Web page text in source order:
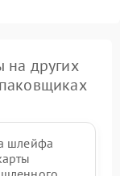
других
шлейфа